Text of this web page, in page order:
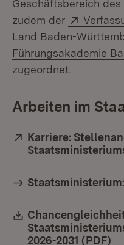
Geschäftsbereich
zudem der
Extern:
Land Baden-
Führungsakademie
zugeordnet.
Arbeiten im
Extern:
Karriere:
Download:
2026-2031 (PDF)